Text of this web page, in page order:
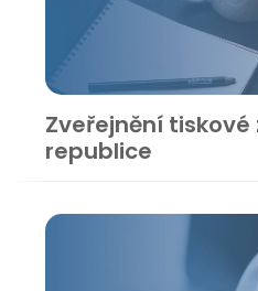
Zveřejnění tiskové
republice